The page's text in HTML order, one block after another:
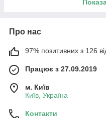
Про нас
97% позитивних з 126
Працює з 27.09.2019
м. Київ
Київ, Україна
Контакти